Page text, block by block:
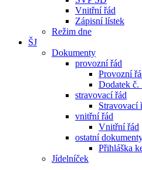
Vnitřní řád
Zápisní lístek
Režim dne
ŠJ
Dokumenty
provozní řád
Provozní
Dodatek č.
stravovací řád
Stravovací
vnitřní řád
Vnitřní řád
ostatní
Přihláška
Jídelníček